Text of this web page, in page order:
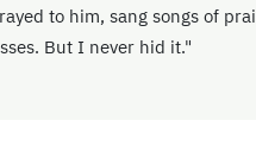
to him, sang songs of
But I never hid it."